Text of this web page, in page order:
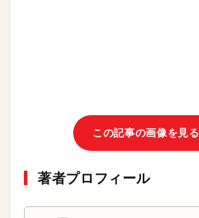
この記事の画像を見る
著者プロフィール